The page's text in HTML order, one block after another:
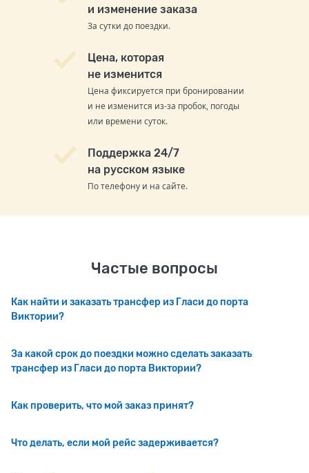
и изменение заказа
За сутки до поездки.
Цена, которая
не изменится
Цена фиксируется при бронировании
и не изменится из-за пробок, погоды
или времени суток.
Поддержка 24/7
на русском языке
По телефону и на сайте.
Частые вопросы
Как найти и заказать трансфер из Гласи до порта
Виктории?
За какой срок до поездки можно сделать заказать
трансфер из Гласи до порта Виктории?
Как проверить, что мой заказ принят?
Что делать, если мой рейс задерживается?